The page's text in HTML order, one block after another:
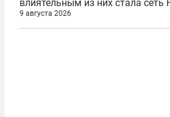
влиятельным из них стала сеть
этой сети не только убивают и
подсаживают их на наркотики,
9 августа 2026